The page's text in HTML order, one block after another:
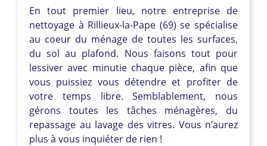
En tout premier lieu, notre entreprise de
nettoyage à Rillieux-la-Pape (69) se spécialise
au coeur du ménage de toutes les surfaces,
du sol au plafond. Nous faisons tout pour
lessiver avec minutie chaque pièce, afin que
vous puissiez vous détendre et profiter de
votre temps libre. Semblablement, nous
gérons toutes les tâches ménagères, du
repassage au lavage des vitres. Vous n’aurez
plus à vous inquiéter de rien !